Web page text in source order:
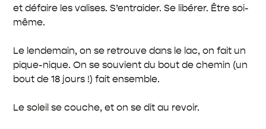
et défaire les valises. S’entraider. Se libérer. Être soi-
même.
Le lendemain, on se retrouve dans le lac, on fait un
pique-nique. On se souvient du bout de chemin (un
bout de 18 jours !) fait ensemble.
Le soleil se couche, et on se dit au revoir.